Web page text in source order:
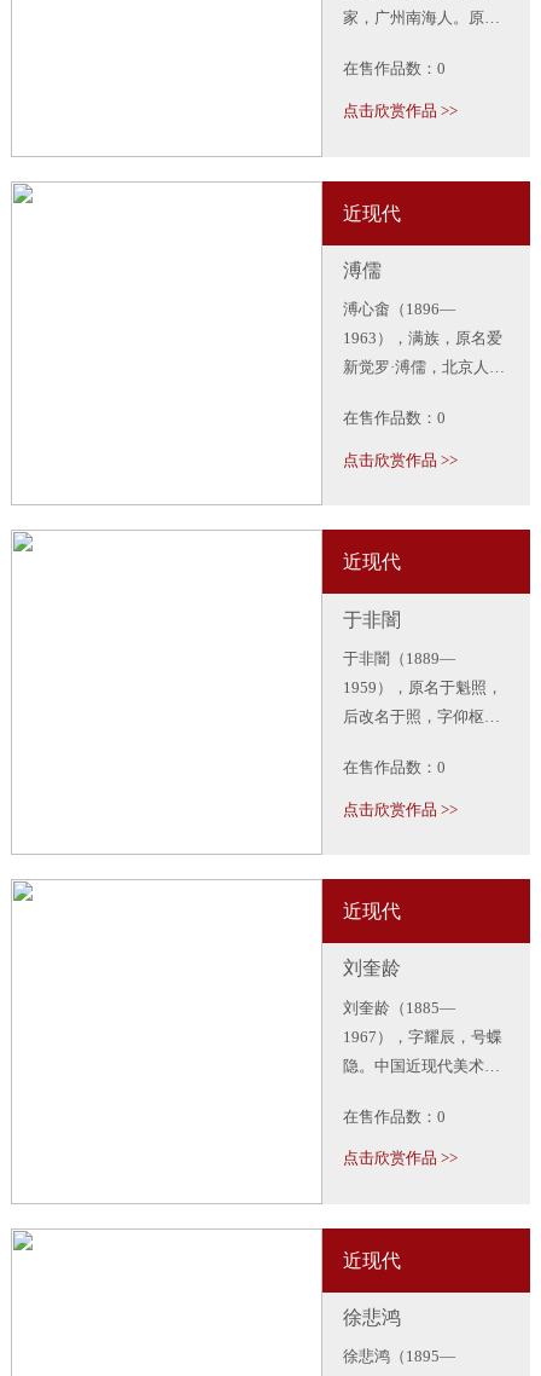
家，广州南海人。原名
韫之，以号行，中国现
代著名国画艺术家、教
鸿、张大千同辈齐名，
与溥心畲、张大千合
称“渡海三家”。
在售作品数：0
点击欣赏作品 >>
近现代
溥儒
溥心畬（1896—
1963），满族，原名爱
新觉罗·溥儒，北京人，
为清恭亲王奕訢之孙。
笃嗜诗文、书画，皆有
誉，又与吴湖帆并称“南
吴北溥”。
在售作品数：0
点击欣赏作品 >>
近现代
于非闇
于非闇（1889—
1959），原名于魁照，
后改名于照，字仰枢，
画家。1935年起专攻工
笔花鸟画。师古而不泥
济，着色求艳丽而不
俗。作品有《玉兰黄
鹂》、《丹柿图》、
《牡丹鸽子》等。
在售作品数：0
点击欣赏作品 >>
近现代
刘奎龄
刘奎龄（1885—
1967），字耀辰，号蝶
隐。中国近现代美术史
宗师，被誉为“全能画
家”，能工善写，擅长动
邃。其《上林春色图》
得徐悲鸿高度赞扬，被
其誉为“当代中国画坛翎
毛第一人”。
在售作品数：0
点击欣赏作品 >>
近现代
徐悲鸿
徐悲鸿（1895—